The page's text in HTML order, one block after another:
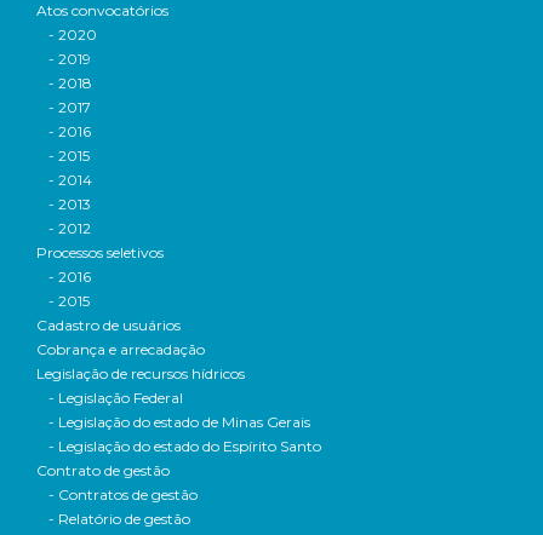
Atos convocatórios
- 2020
- 2019
- 2018
- 2017
- 2016
- 2015
- 2014
- 2013
- 2012
Processos seletivos
- 2016
- 2015
Cadastro de usuários
Cobrança e arrecadação
Legislação de recursos hídricos
- Legislação Federal
- Legislação do estado de Minas Gerais
- Legislação do estado do Espírito Santo
Contrato de gestão
- Contratos de gestão
- Relatório de gestão